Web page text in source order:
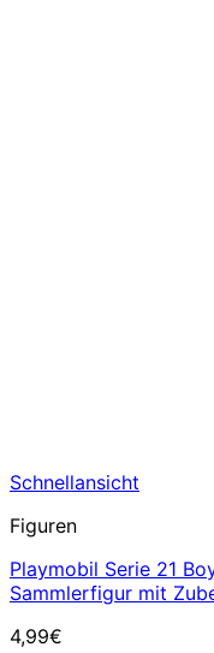
Schnellansicht
Figuren
Playmobil Serie 21
Sammlerfigur mit
4,99€